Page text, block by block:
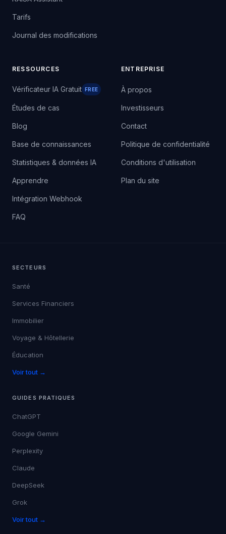
Tarifs
Journal des modifications
RESSOURCES
Vérificateur IA Gratuit FREE
Études de cas
Blog
Base de connaissances
Statistiques & données IA
Apprendre
Intégration Webhook
FAQ
ENTREPRISE
À propos
Investisseurs
Contact
Politique de confidentialité
Conditions d'utilisation
Plan du site
SECTEURS
Santé
Services Financiers
Immobilier
Voyage & Hôtellerie
Éducation
Voir tout →
GUIDES PRATIQUES
ChatGPT
Google Gemini
Perplexity
Claude
DeepSeek
Grok
Voir tout →